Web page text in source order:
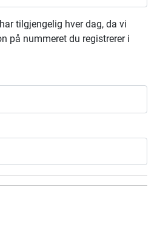
tilgjengelig hver dag, da vi
på nummeret du registrerer i